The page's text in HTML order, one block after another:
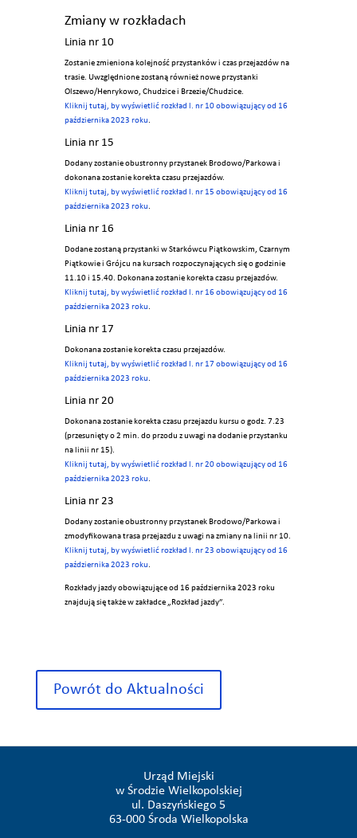
Zmiany w rozkładach
Linia nr 10
Zostanie zmieniona kolejność przystanków i czas przejazdów na
trasie. Uwzględnione zostaną również nowe przystanki
Olszewo/Henrykowo, Chudzice i Brzezie/Chudzice.
Kliknij tutaj, by wyświetlić rozkład l. nr 10 obowiązujący od 16
października 2023 roku.
Linia nr 15
Dodany zostanie obustronny przystanek Brodowo/Parkowa i
dokonana zostanie korekta czasu przejazdów.
Kliknij tutaj, by wyświetlić rozkład l. nr 15 obowiązujący od 16
października 2023 roku.
Linia nr 16
Dodane zostaną przystanki w Starkówcu Piątkowskim, Czarnym
Piątkowie i Grójcu na kursach rozpoczynających się o godzinie
11.10 i 15.40. Dokonana zostanie korekta czasu przejazdów.
Kliknij tutaj, by wyświetlić rozkład l. nr 16 obowiązujący od 16
października 2023 roku.
Linia nr 17
Dokonana zostanie korekta czasu przejazdów.
Kliknij tutaj, by wyświetlić rozkład l. nr 17 obowiązujący od 16
października 2023 roku.
Linia nr 20
Dokonana zostanie korekta czasu przejazdu kursu o godz. 7.23
(przesunięty o 2 min. do przodu z uwagi na dodanie przystanku
na linii nr 15).
Kliknij tutaj, by wyświetlić rozkład l. nr 20 obowiązujący od 16
października 2023 roku.
Linia nr 23
Dodany zostanie obustronny przystanek Brodowo/Parkowa i
zmodyfikowana trasa przejazdu z uwagi na zmiany na linii nr 10.
Kliknij tutaj, by wyświetlić rozkład l. nr 23 obowiązujący od 16
października 2023 roku.
Rozkłady jazdy obowiązujące od 16 października 2023 roku
znajdują się także w zakładce „Rozkład jazdy”.
Powrót do Aktualności
Urząd Miejski
w Środzie Wielkopolskiej
ul. Daszyńskiego 5
63-000 Środa Wielkopolska